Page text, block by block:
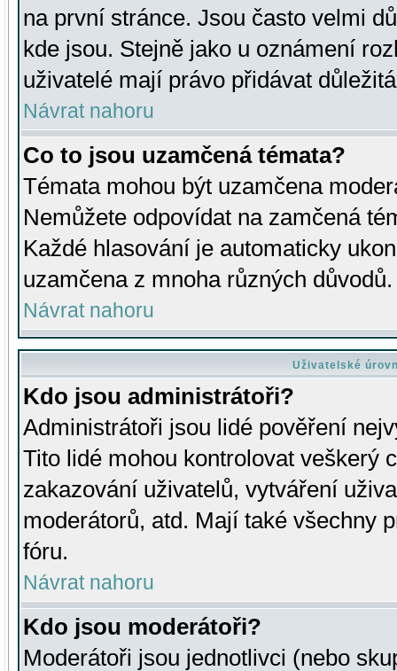
na první stránce. Jsou často velmi
kde jsou. Stejně jako u oznámení
uživatelé mají právo přidávat
Návrat nahoru
Co to jsou uzamčená témata?
Témata mohou být uzamčena
Nemůžete odpovídat na zamčená
Každé hlasování je automaticky
uzamčena z mnoha různých důvodů.
Návrat nahoru
Uživatelské
Kdo jsou administrátoři?
Administrátoři jsou lidé pověření
Tito lidé mohou kontrolovat veškerý
zakazování uživatelů, vytváření
moderátorů, atd. Mají také všechny
fóru.
Návrat nahoru
Kdo jsou moderátoři?
Moderátoři jsou jednotlivci (nebo